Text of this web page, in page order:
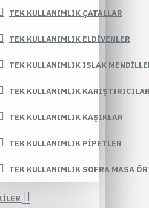
TEK KULLANIMLIK ÇATALLAR
TEK KULLANIMLIK ELDIVENLER
TEK KULLANIMLIK ISLAK
TEK KULLANIMLIK
TEK KULLANIMLIK KAŞIKLAR
TEK KULLANIMLIK PIPETLER
TEK KULLANIMLIK SOFRA MASA